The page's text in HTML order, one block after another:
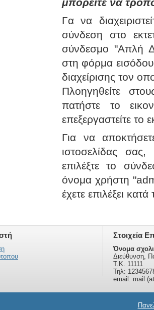
μπορείτε να
Γα να
σύνδεση στο
σύνδεσμο "Απλή
στη φόρμα
διαχείρισης τον
Πλοηγηθείτε
πατήστε το
επεξεργαστείτε το
Για να
ιστοσελίδας
επιλέξτε το
όνομα χρήστη
έχετε επιλέξει
Στοιχεία
Όνομα
Διεύθυνση,
Τ.Κ. 11111
Τηλ:
email: mail